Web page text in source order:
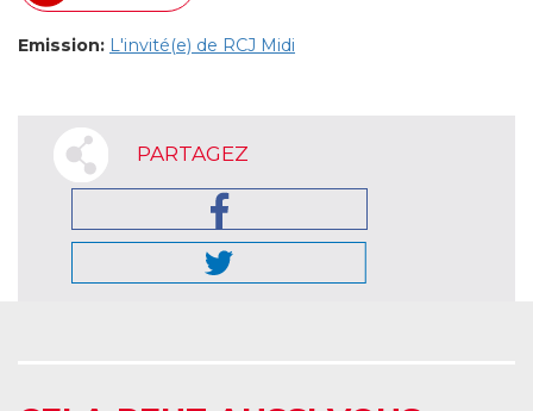
Emission: L'invité(e) de RCJ Midi
PARTAGEZ